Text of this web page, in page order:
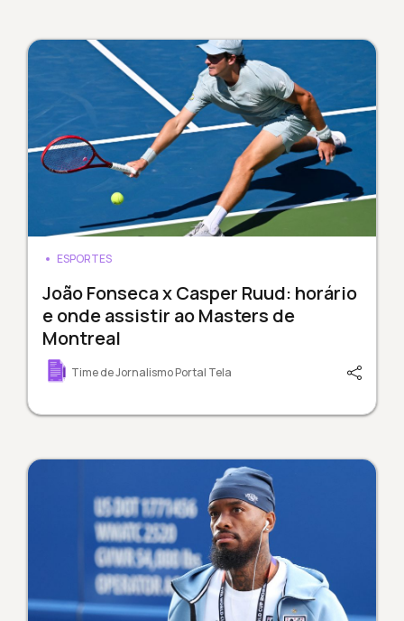
ESPORTES
João Fonseca x Casper Ruud: horário
e onde assistir ao Masters de
Montreal
Time de Jornalismo Portal Tela